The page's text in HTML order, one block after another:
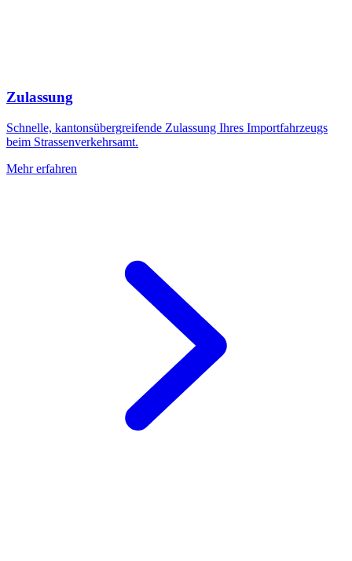
Zulassung
Schnelle, kantonsübergreifende Zulassung Ihres Importfahrzeugs
beim Strassenverkehrsamt.
Mehr erfahren